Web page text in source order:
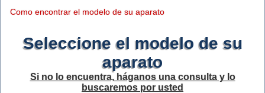
Como encontrar el modelo de su aparato
Seleccione el modelo de su
aparato
Si no lo encuentra, háganos una consulta y lo
buscaremos por usted